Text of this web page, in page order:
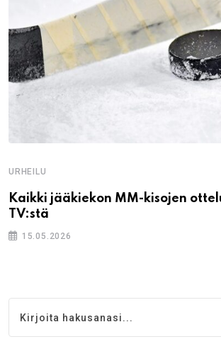
URHEILU
Kaikki jääkiekon MM-kisojen
TV:stä
15.05.2026